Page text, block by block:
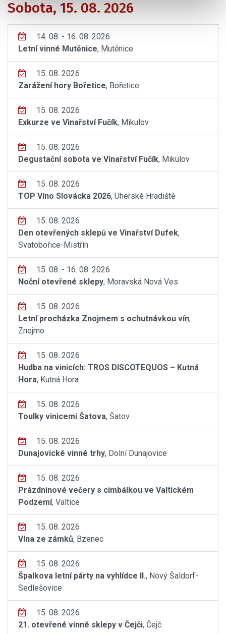
Sobota, 15. 08. 2026
14. 08. - 16. 08. 2026
Letní vinné Mutěnice, Mutěnice
15. 08. 2026
Zarážení hory Bořetice, Bořetice
15. 08. 2026
Exkurze ve Vinařství Fučík, Mikulov
15. 08. 2026
Degustační sobota ve Vinařství Fučík, Mikulov
15. 08. 2026
TOP Víno Slovácka 2026, Uherské Hradiště
15. 08. 2026
Den otevřených sklepů ve Vinařství Dufek,
Svatobořice-Mistřín
15. 08. - 16. 08. 2026
Noční otevřené sklepy, Moravská Nová Ves
15. 08. 2026
Letní procházka Znojmem s ochutnávkou vín,
Znojmo
15. 08. 2026
Hudba na vinicích: TROS DISCOTEQUOS – Kutná
Hora, Kutná Hora
15. 08. 2026
Toulky vinicemi Šatova, Šatov
15. 08. 2026
Dunajovické vinné trhy, Dolní Dunajovice
15. 08. 2026
Prázdninové večery s cimbálkou ve Valtickém
Podzemí, Valtice
15. 08. 2026
Vína ze zámků, Bzenec
15. 08. 2026
Špalkova letní párty na vyhlídce II., Nový Šaldorf-
Sedlešovice
15. 08. 2026
21. otevřené vinné sklepy v Čejči, Čejč